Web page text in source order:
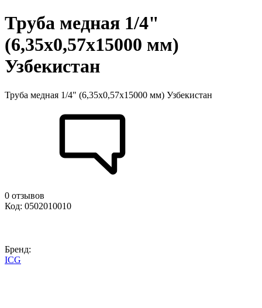
Труба медная 1/4"
(6,35х0,57х15000 мм)
Узбекистан
Труба медная 1/4" (6,35х0,57х15000 мм) Узбекистан
0 отзывов
Код: 0502010010
Бренд:
ICG